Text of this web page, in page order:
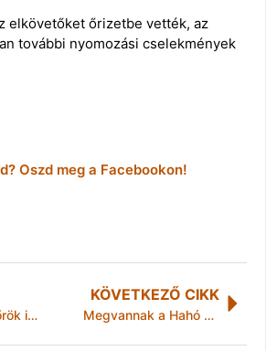
elkövetőket őrizetbe vették, az
további nyomozási cselekmények
Oszd meg a Facebookon!
A miskolci rendőrök is tudják, hogyan dolgoznak a zsebtolvajok
KÖVETKEZŐ CIKK
Megvannak a Hahó könyvtár(s)ak vetélkedő nyertesei